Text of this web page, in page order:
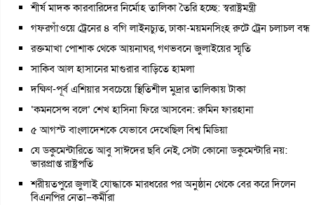
শীর্ষ মাদক কারবারিদের নির্মোহ তালিকা তৈরি হচ্ছে: স্বরাষ্ট্রমন্ত্রী
গফরগাঁওয়ে ট্রেনের ৪ বগি লাইনচ্যুত, ঢাকা-ময়মনসিংহ রুটে ট্রেন চলাচল বন্ধ
রক্তমাখা পোশাক থেকে আয়নাঘর, গণভবনে জুলাইয়ের স্মৃতি
সাকিব আল হাসানের মাগুরার বাড়িতে হামলা
দক্ষিণ-পূর্ব এশিয়ার সবচেয়ে স্থিতিশীল মুদ্রার তালিকায় টাকা
‘কমনসেন্স বলে’ শেখ হাসিনা ফিরে আসবেন: রুমিন ফারহানা
৫ আগস্ট বাংলাদেশকে যেভাবে দেখেছিল বিশ্ব মিডিয়া
যে ডকুমেন্টারিতে আবু সাঈদের ছবি নেই, সেটা কোনো ডকুমেন্টারি নয়:
ভারপ্রাপ্ত রাষ্ট্রপতি
শরীয়তপুরে জুলাই যোদ্ধাকে মারধরের পর অনুষ্ঠান থেকে বের করে দিলেন
বিএনপির নেতা–কর্মীরা